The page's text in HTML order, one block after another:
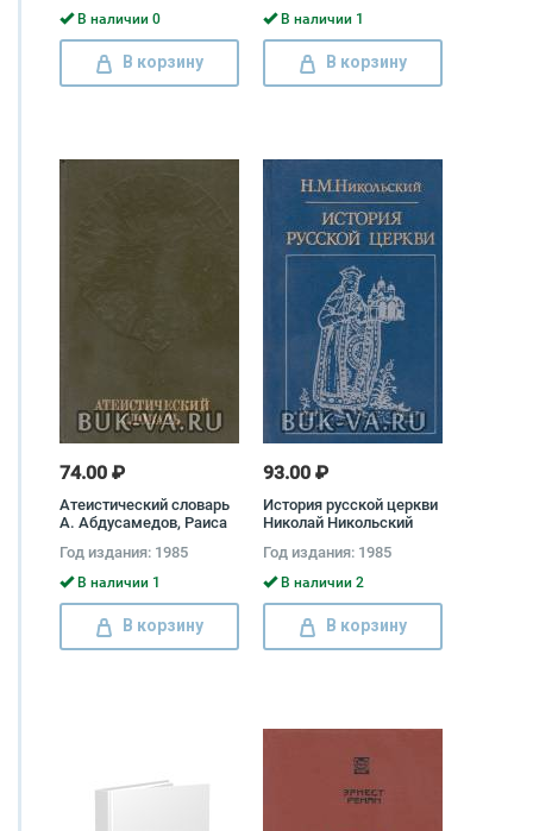
В наличии 0
В корзину
В наличии 1
В корзину
74.00 ₽
Атеистический словарь
А. Абдусамедов, Раиса
Год издания: 1985
В наличии 1
В корзину
93.00 ₽
История русской церкви
Николай Никольский
Год издания: 1985
В наличии 2
В корзину